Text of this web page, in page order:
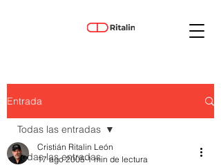
Entrada
Todas las entradas
Todas las entradas
Cristián Ritalin León
17 ago 2005 1 min de lectura